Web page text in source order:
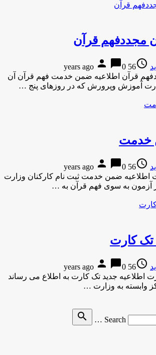
مجددفهم قرآن
access_time
56 years ago
person chat_bubble0
قرآن اطلاعیه ضمن خدمت فهم قرآن آن
آموزش وپرورش که در روزهای پنج …
خدمت
access_time
56 years ago
person chat_bubble0
اطلاعیه ضمن خدمت ثبت نام کارکنان وزارت
آزمون به سوی فهم قرآن به …
تک کارت
access_time
56 years ago
person chat_bubble0
اطلاعیه جدید تک کارت به اطلاع می رساند
وابسته به وزارت …
Search …
search